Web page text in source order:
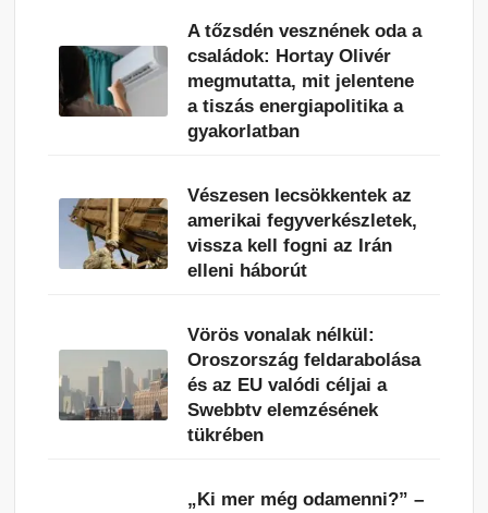
A tőzsdén vesznének oda a
családok: Hortay Olivér
megmutatta, mit jelentene
a tiszás energiapolitika a
gyakorlatban
Vészesen lecsökkentek az
amerikai fegyverkészletek,
vissza kell fogni az Irán
elleni háborút
Vörös vonalak nélkül:
Oroszország feldarabolása
és az EU valódi céljai a
Swebbtv elemzésének
tükrében
„Ki mer még odamenni?” –